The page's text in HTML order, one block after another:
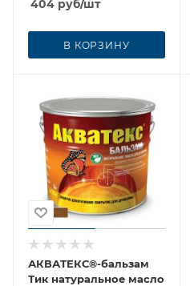
404 руб/шт
В КОРЗИНУ
АКВАТЕКС®-бальзам
Тик натуральное масло